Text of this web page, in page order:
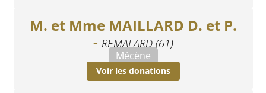
M. et Mme MAILLARD D. et P.
- REMALARD (61)
Mécène
Voir les donations